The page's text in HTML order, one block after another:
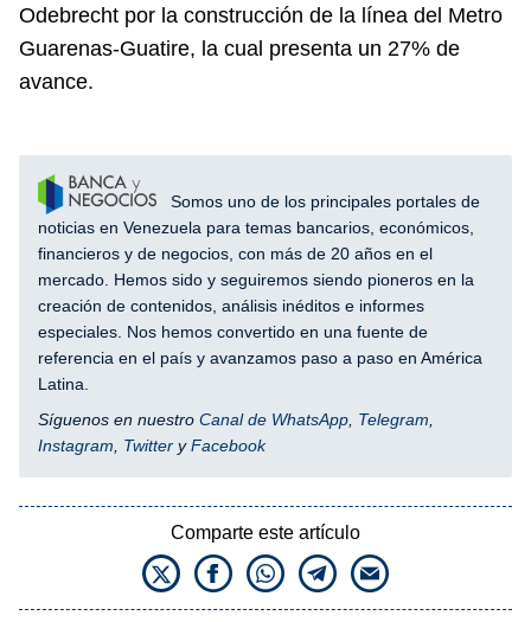
Odebrecht por la construcción de la línea del Metro
Guarenas-Guatire, la cual presenta un 27% de
avance.
Somos uno de los principales portales de
noticias en Venezuela para temas bancarios, económicos,
financieros y de negocios, con más de 20 años en el
mercado. Hemos sido y seguiremos siendo pioneros en la
creación de contenidos, análisis inéditos e informes
especiales. Nos hemos convertido en una fuente de
referencia en el país y avanzamos paso a paso en América
Latina.
Síguenos en nuestro Canal de WhatsApp Telegram
Instagram
Twitter yFacebook
Comparte este artículo